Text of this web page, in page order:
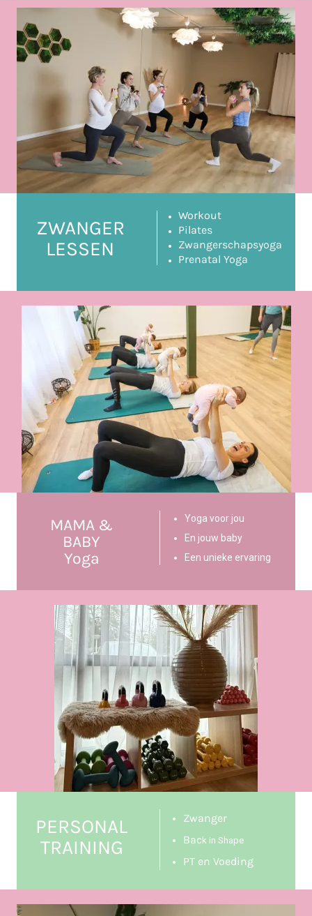
ZWANGER
LESSEN
Workout
Pilates
Zwangerschapsyoga
Prenatal Yoga
MAMA &
BABY
Yoga
Yoga voor jou
En jouw baby
Een unieke ervaring
PERSONAL
TRAINING
Zwanger
Back in Shape
PT en Voeding